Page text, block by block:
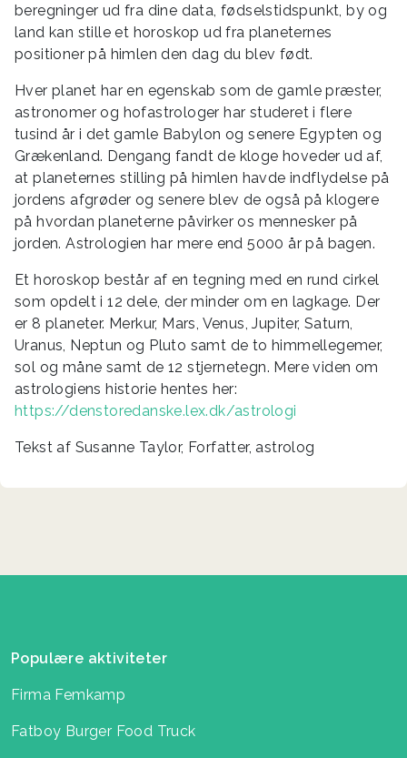
beregninger ud fra dine data, fødselstidspunkt, by og
land kan stille et horoskop ud fra planeternes
positioner på himlen den dag du blev født.
Hver planet har en egenskab som de gamle præster,
astronomer og hofastrologer har studeret i flere
tusind år i det gamle Babylon og senere Egypten og
Grækenland. Dengang fandt de kloge hoveder ud af,
at planeternes stilling på himlen havde indflydelse på
jordens afgrøder og senere blev de også på klogere
på hvordan planeterne påvirker os mennesker på
jorden. Astrologien har mere end 5000 år på bagen.
Et horoskop består af en tegning med en rund cirkel
som opdelt i 12 dele, der minder om en lagkage. Der
er 8 planeter. Merkur, Mars, Venus, Jupiter, Saturn,
Uranus, Neptun og Pluto samt de to himmellegemer,
sol og måne samt de 12 stjernetegn. Mere viden om
astrologiens historie hentes her:
https://denstoredanske.lex.dk/astrologi
Tekst af Susanne Taylor, Forfatter, astrolog
Populære aktiviteter
Firma Femkamp
Fatboy Burger Food Truck